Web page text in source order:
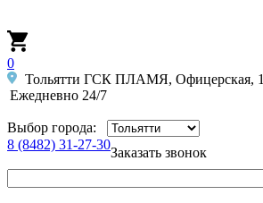
0
Тольятти ГСК ПЛАМЯ, Офицерская,
Ежедневно 24/7
Выбор города:
8 (8482) 31-27-30
Заказать звонок